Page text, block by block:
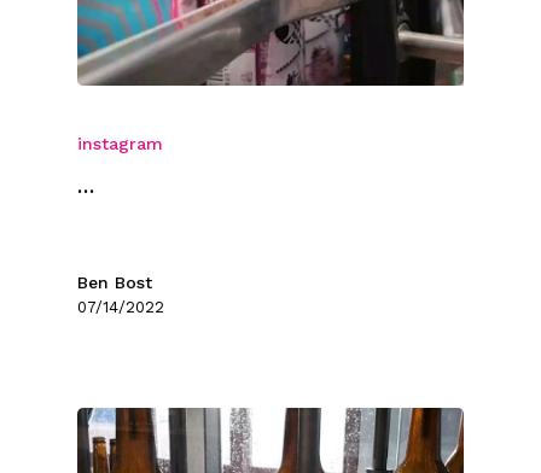
instagram
…
Ben Bost
07/14/2022